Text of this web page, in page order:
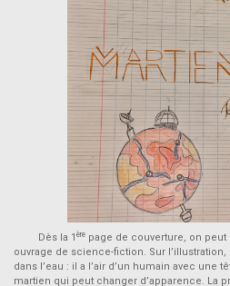
Dès la 1 ère page de couverture, on peut
ouvrage de science-fiction. Sur
dans l’eau : il a l’air d’un humain avec une
martien qui peut changer d’apparence. La